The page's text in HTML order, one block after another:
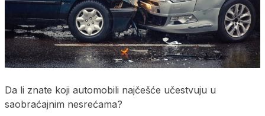
Da li znate koji automobili najčešće učestvuju u
saobraćajnim nesrećama?